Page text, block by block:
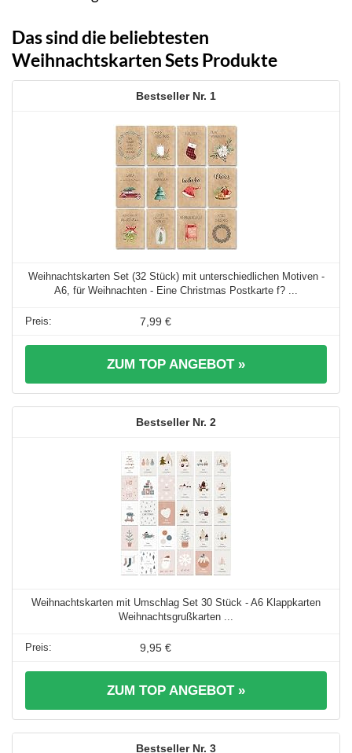
Das sind die beliebtesten
Weihnachtskarten Sets Produkte
1
Weihnachtskarten Set (32 Stück) mit unterschiedlichen Motiven -
A6, für Weihnachten - Eine Christmas Postkarte f? ...
7,99 €
ZUM TOP ANGEBOT »
2
Weihnachtskarten mit Umschlag Set 30 Stück - A6 Klappkarten
Weihnachtsgrußkarten ...
9,95 €
ZUM TOP ANGEBOT »
3